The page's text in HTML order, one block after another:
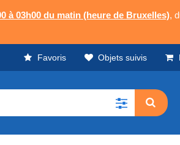
à 03h00 du matin (heure de Bruxelles),
Favoris Objets suivis